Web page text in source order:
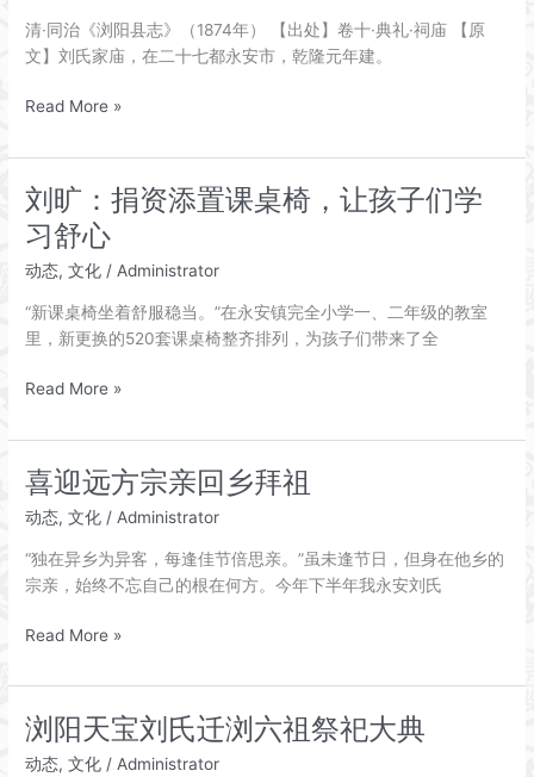
的
永
刘
家
庙
对
联
清·同治《浏阳县志》（1874年） 【出处】卷十·典礼·祠庙 【原
文】刘氏家庙，在二十七都永安市，乾隆元年建。
《浏
县
志》
记
载
的
安
古
筑
氏
家
庙
Read More »
刘旷：捐资添置课桌椅，让孩子们学
习舒心
动态,文化 / Administrator
“新课桌椅坐着舒服稳当。”在永安镇完全小学一、二年级的教室
里，新更换的520套课桌椅整齐排列，为孩子们带来了全
刘
捐
资
添
置
桌
椅，
学
习
Read More »
喜迎远方宗亲回乡拜祖
动态,文化 / Administrator
“独在异乡为异客，每逢佳节倍思亲。”虽未逢节日，但身在他乡的
宗亲，始终不忘自己的根在何方。今年下半年我永安刘氏
喜
远
方
宗
亲
Read More »
浏阳天宝刘氏迁浏六祖祭祀大典
动态,文化 / Administrator